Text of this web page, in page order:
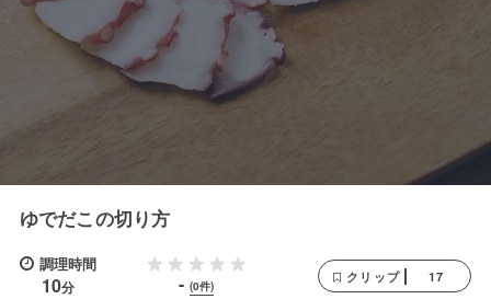
ゆでだこの切り方
調理時間
10分 - (0件)
クリップ 17